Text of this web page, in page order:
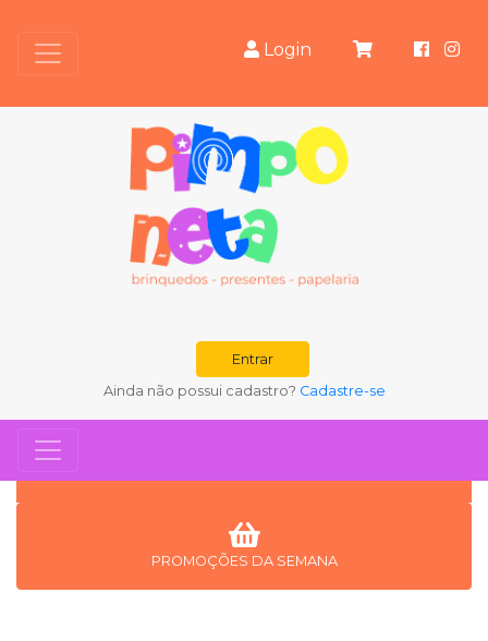
Login
Entrar
Ainda não possui cadastro? Cadastre-se
PROMOÇÕES DA SEMANA